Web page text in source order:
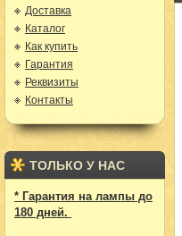
Доставка
Каталог
Как купить
Гарантия
Реквизиты
Контакты
ТОЛЬКО У НАС
* Гарантия на лампы до
180 дней.